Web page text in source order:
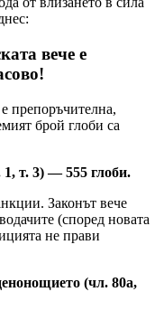
вече е
препоръчителна,
брой глоби са
т. 3) — 555 глоби.
Законът вече
(според новата
не прави
(чл. 80а,